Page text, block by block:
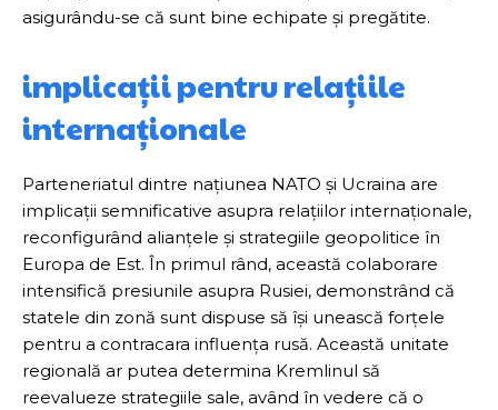
asigurându-se că sunt bine echipate și pregătite.
implicații pentru relațiile
internaționale
Parteneriatul dintre națiunea NATO și Ucraina are
implicații semnificative asupra relațiilor internaționale,
reconfigurând alianțele și strategiile geopolitice în
Europa de Est. În primul rând, această colaborare
intensifică presiunile asupra Rusiei, demonstrând că
statele din zonă sunt dispuse să își unească forțele
pentru a contracara influența rusă. Această unitate
regională ar putea determina Kremlinul să
reevalueze strategiile sale, având în vedere că o